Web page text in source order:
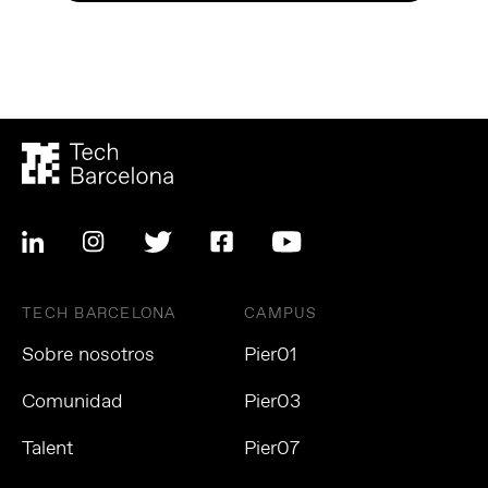
TECH BARCELONA
Sobre nosotros
Comunidad
Talent
CAMPUS
Pier01
Pier03
Pier07